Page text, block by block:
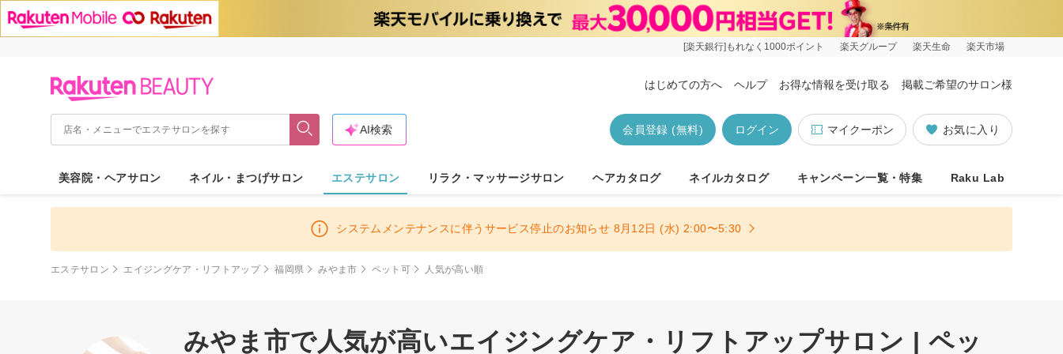
[楽天銀行]もれなく1000ポイント 楽天グループ 楽天生命 楽天市場
はじめての方へ ヘルプ お得な情報を受け取る 掲載ご希望のサロン様
お気に入り
マイクーポン
ログイン
会員登録 (無料)
AI検索
美容院・ヘアサロン ネイル・まつげサロン エステサロン リラク・マッサージサロン ヘアカタログ ネイルカタログ キャンペーン一覧・特集 Raku Lab
システムメンテナンスに伴うサービス停止のお知らせ 8月12日 (水) 2:00〜5:30
エステサロン エイジングケア・リフトアップ 福岡県 みやま市 ペット可 人気が高い順
みやま市で人気が高いエイジングケア・リフトアップサロン | ペッ